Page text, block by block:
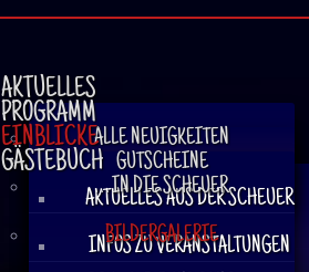
AKTUELLES
ALLE NEUIGKEITEN
AKTUELLES AUS DER SCHEUER
INFOS ZU VERANSTALTUNGEN
PROGRAMM
GUTSCHEINE
EINBLICKE
. . . IN DIE SCHEUER
BILDERGALERIE
GÄSTEBUCH
Scheuer